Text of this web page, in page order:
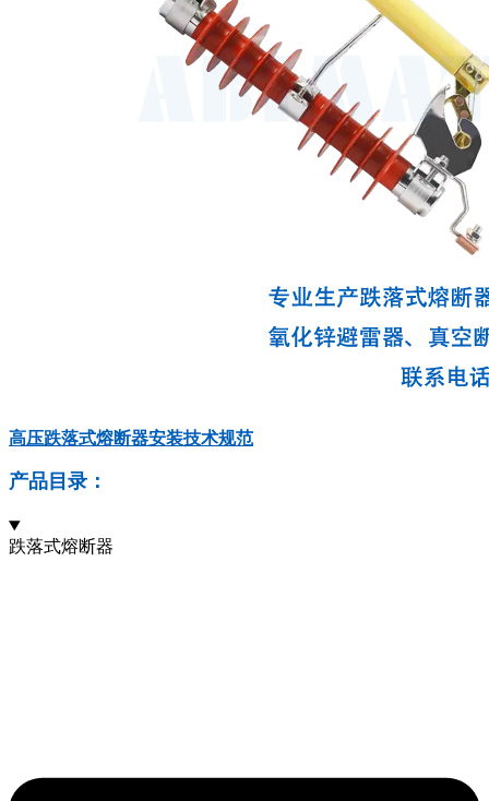
高压跌落式熔断器安装技术规范
产品目录：
跌落式熔断器